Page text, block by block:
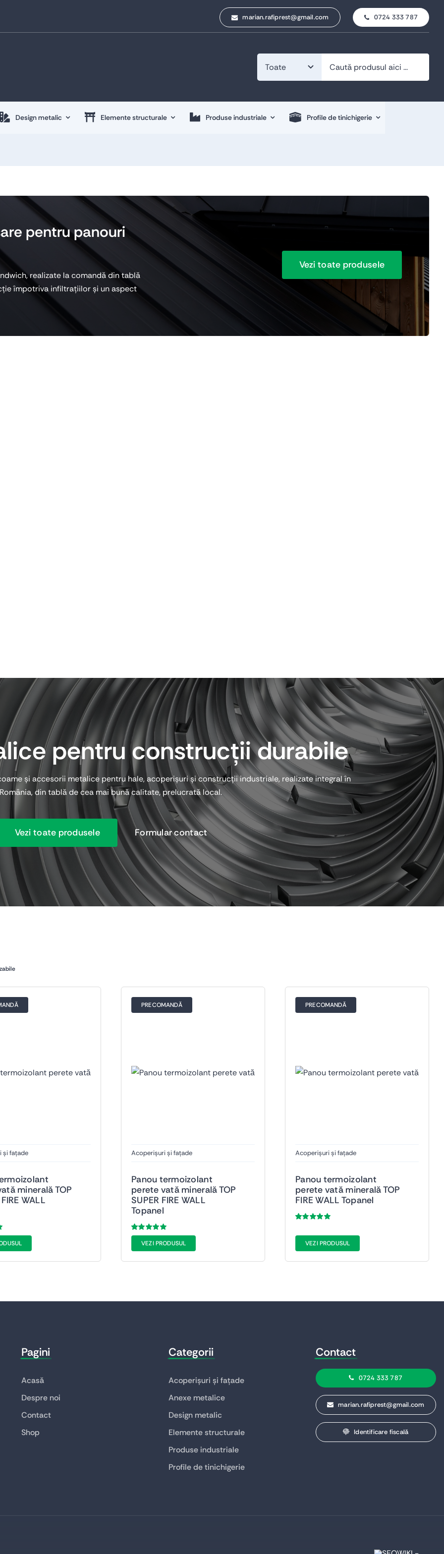
marian.rafiprest@gmail.com 0724 333 787
Design metalic Elemente structurale Produse industriale Profile de tinichigerie
Design metalic
Polițe, rame și profile
Profile de protecție
Profile decorative
Elemente structurale
Cadre panouri solare
Console metalice
Corturi metalice
Profile de ghidaj
Profile U, L, Z și C
Șine de montaj
Produse industriale
Profile de tinichigerie
Coame acoperișuri
Profile acoperișuri
la comandă din tablă zincată sau vopsită.
uniform al construcției.
pentru panouri
realizate la comandă din tablă
împotriva infiltrațiilor și un aspect
Vezi toate produsele
pentru construcții durabile
și accesorii metalice pentru hale, acoperișuri și construcții industriale, realizate integral în
România, din tablă de cea mai bună calitate, prelucrată local.
Vezi toate produsele Formular contact
și fațade
minerală TOP
WALL
PRECOMANDĂ
Acoperișuri și fațade
Panou termoizolant
perete vată minerală TOP
SUPER FIRE WALL
Topanel
Evaluat
5.00din 5
pe baza a
38
de
VEZI PRODUSUL
PRECOMANDĂ
Acoperișuri și fațade
Panou termoizolant
perete vată minerală TOP
FIRE WALL Topanel
pe baza ade
evaluări de la
VEZI PRODUSUL
Pagini
Acasă
Despre noi
Contact
Shop
Categorii
Acoperișuri și fațade
Anexe metalice
Design metalic
Elemente structurale
Produse industriale
Profile de tinichigerie
Contact
0724 333 787
marian.rafiprest@gmail.com
Identificare fiscală